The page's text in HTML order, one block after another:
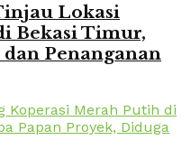
Lokasi
Bekasi Timur,
Penanganan